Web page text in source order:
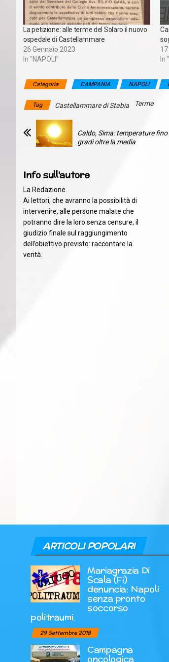
La petizione: alle terme del Solaro il nuovo
ospedale di Castellammare
26 Gennaio 2023
In "NAPOLI"
In
Categoria CAMPANIA NAPOLI
Tag Castellammare di Stabia Terme
Caldo, Sima: temperature fino
gradi oltre la media
Info sull'autore
La Redazione
Ai lettori, che avranno la possibilità di
intervenire, alle persone malate che
potranno dire la loro senza censure, il
giudizio finale sul raggiungimento
dell’obiettivo previsto: raccontare la
verità.
ARTICOLI POPOLARI
Mariagrazia Di
Scala (Fi)
denuncia: Napoli
senza pronto
soccorso
politraumi.
29 Settembre 2018
Campagna
oncologica